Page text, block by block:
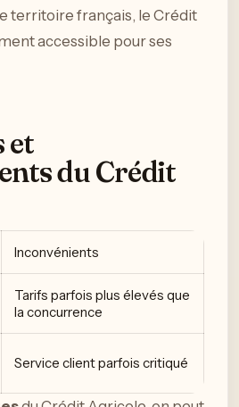
territoire français, le Crédit
accessible pour ses
et
du Crédit
Inconvénients
Tarifs parfois plus élevés que
la concurrence
Service client parfois critiqué